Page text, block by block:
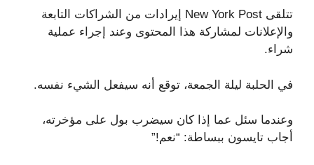
تتلقى New York Post إيرادات من الشراكات التابعة
والإعلانات لمشاركة هذا المحتوى وعند إجراء عملية
شراء.
في الحلبة ليلة الجمعة، توقع أنه سيفعل الشيء نفسه.
وعندما سئل عما إذا كان سيضرب بول على مؤخرته،
أجاب تايسون ببساطة: “نعم!”